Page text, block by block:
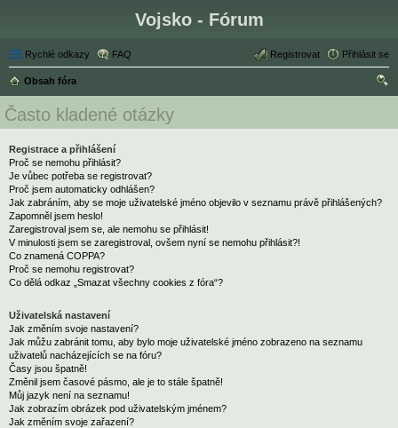
Vojsko - Fórum
Rychlé odkazy FAQ Přihlásit se
Registrovat
Obsah fóra
Často kladené otázky
Registrace a přihlášení
Proč se nemohu přihlásit?
Je vůbec potřeba se registrovat?
Proč jsem automaticky odhlášen?
Jak zabráním, aby se moje uživatelské jméno objevilo v seznamu právě přihlášených?
Zapomněl jsem heslo!
Zaregistroval jsem se, ale nemohu se přihlásit!
V minulosti jsem se zaregistroval, ovšem nyní se nemohu přihlásit?!
Co znamená COPPA?
Proč se nemohu registrovat?
Co dělá odkaz „Smazat všechny cookies z fóra“?
Uživatelská nastavení
Jak změním svoje nastavení?
Jak můžu zabránit tomu, aby bylo moje uživatelské jméno zobrazeno na seznamu
uživatelů nacházejících se na fóru?
Časy jsou špatně!
Změnil jsem časové pásmo, ale je to stále špatně!
Můj jazyk není na seznamu!
Jak zobrazím obrázek pod uživatelským jménem?
Jak změním svoje zařazení?